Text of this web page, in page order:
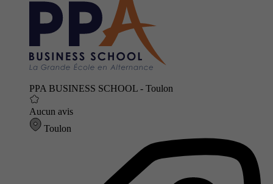
PPA BUSINESS SCHOOL - Toulon
Aucun avis
Toulon